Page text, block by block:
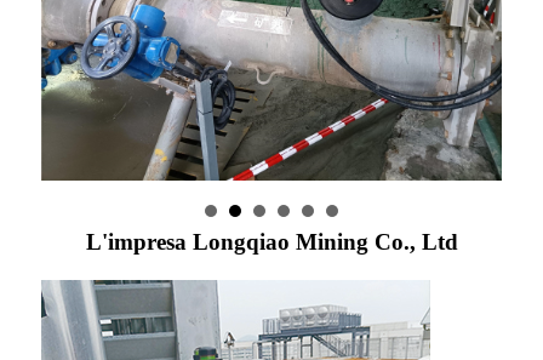
L'impresa Longqiao Mining Co., Ltd